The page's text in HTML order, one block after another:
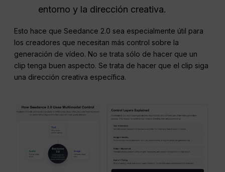
entorno y la dirección creativa.
Esto hace que Seedance 2.0 sea especialmente útil para
los creadores que necesitan más control sobre la
generación de vídeo. No se trata sólo de hacer que un
clip tenga buen aspecto. Se trata de hacer que el clip siga
una dirección creativa específica.